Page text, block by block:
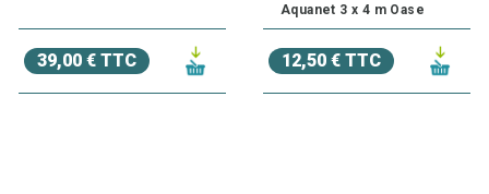
39,00 € TTC
Aquanet 3 x 4 m Oase
12,50 € TTC